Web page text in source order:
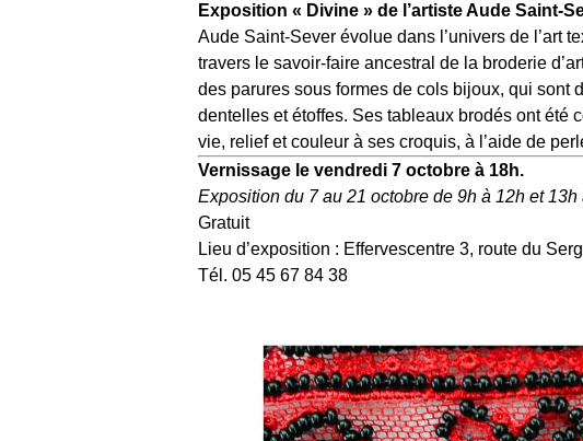
Exposition « Divine » de l’artiste Aude Saint-
Aude Saint-Sever évolue dans l’univers de l’art
travers le savoir-faire ancestral de la broderie
des parures sous formes de cols bijoux, qui sont
dentelles et étoffes. Ses tableaux brodés ont été
vie, relief et couleur à ses croquis, à l’aide de
Vernissage le vendredi 7 octobre à 18h.
Exposition du 7 au 21 octobre de 9h à 12h et
Gratuit
Lieu d’exposition : Effervescentre 3, route du
Tél. 05 45 67 84 38